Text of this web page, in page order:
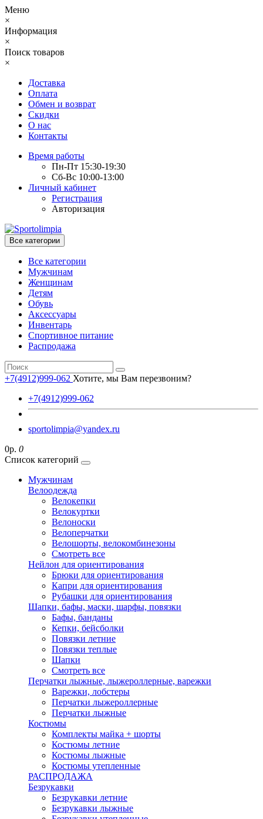
Меню
×
Информация
×
Поиск товаров
×
Доставка
Оплата
Обмен и возврат
Скидки
О нас
Контакты
Время работы
Пн-Пт 15:30-19:30
Сб-Вс 10:00-13:00
Личный кабинет
Регистрация
Авторизация
Все категории
Все категории
Мужчинам
Женщинам
Детям
Обувь
Аксессуары
Инвентарь
Спортивное питание
Распродажа
+7(4912)999-062 Хотите, мы Вам перезвоним?
+7(4912)999-062
sportolimpia@yandex.ru
0р. 0
Список категорий
Мужчинам
Велоодежда
Велокепки
Велокуртки
Велоноски
Велоперчатки
Велошорты, велокомбинезоны
Смотреть все
Нейлон для ориентирования
Брюки для ориентирования
Капри для ориентирования
Рубашки для ориентирования
Шапки, бафы, маски, шарфы, повязки
Бафы, банданы
Кепки, бейсболки
Повязки летние
Повязки теплые
Шапки
Смотреть все
Перчатки лыжные, лыжероллерные, варежки
Варежки, лобстеры
Перчатки лыжероллерные
Перчатки лыжные
Костюмы
Комплекты майка + шорты
Костюмы летние
Костюмы лыжные
Костюмы утепленные
РАСПРОДАЖА
Безрукавки
Безрукавки летние
Безрукавки лыжные